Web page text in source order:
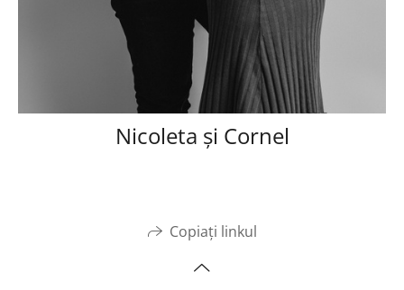
Nicoleta și Cornel
Copiați linkul